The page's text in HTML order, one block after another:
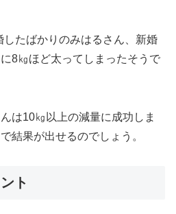
したばかりのみはるさん、新婚
8㎏ほど太ってしまったそうで
は10㎏以上の減量に成功しま
結果が出せるのでしょう。
ト